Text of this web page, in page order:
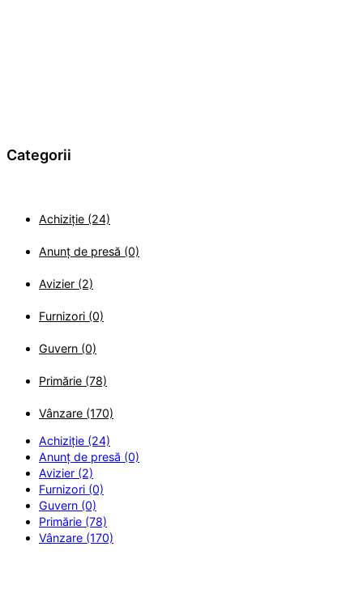
Categorii
Achiziție (24)
Anunț de presă (0)
Avizier (2)
Furnizori (0)
Guvern (0)
Primărie (78)
Vânzare (170)
Achiziție (24)
Anunț de presă (0)
Avizier (2)
Furnizori (0)
Guvern (0)
Primărie (78)
Vânzare (170)